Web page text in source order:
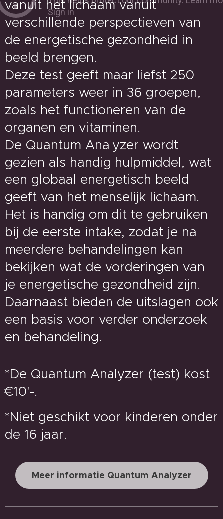
vanuit het lichaam vanuit
verschillende perspectieven van
de energetische gezondheid in
beeld brengen.
Deze test geeft maar liefst 250
parameters weer in 36 groepen,
zoals het functioneren van de
organen en vitaminen.
De Quantum Analyzer wordt
gezien als handig hulpmiddel, wat
een globaal energetisch beeld
geeft van het menselijk lichaam.
Het is handig om dit te gebruiken
bij de eerste intake, zodat je na
meerdere behandelingen kan
bekijken wat de vorderingen van
je energetische gezondheid zijn.
Daarnaast bieden de uitslagen ook
een basis voor verder onderzoek
en behandeling.
*De Quantum Analyzer (test) kost
€10'-.
*Niet geschikt voor kinderen onder
de 16 jaar.
Meer informatie Quantum Analyzer